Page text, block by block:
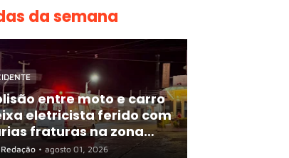
da semana
entre moto e carro
eletricista ferido com
fraturas na zona
de Apodi
Redação • agosto 01, 2026